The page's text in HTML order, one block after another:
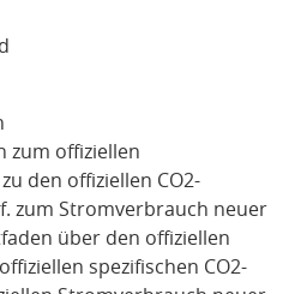
zum offiziellen
den offiziellen CO2-
zum Stromverbrauch neuer
über den offiziellen
spezifischen CO2-